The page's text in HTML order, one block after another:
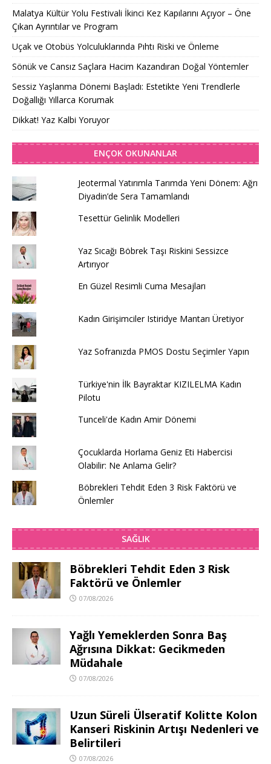
Malatya Kültür Yolu Festivali İkinci Kez Kapılarını Açıyor – Öne
Çıkan Ayrıntılar ve Program
Uçak ve Otobüs Yolculuklarında Pıhtı Riski ve Önleme
Sönük ve Cansız Saçlara Hacim Kazandıran Doğal Yöntemler
Sessiz Yaşlanma Dönemi Başladı: Estetikte Yeni Trendlerle
Doğallığı Yıllarca Korumak
Dikkat! Yaz Kalbi Yoruyor
ENÇOK OKUNANLAR
Jeotermal Yatırımla Tarımda Yeni Dönem: Ağrı
Diyadin’de Sera Tamamlandı
Tesettür Gelinlik Modelleri
Yaz Sıcağı Böbrek Taşı Riskini Sessizce
Artırıyor
En Güzel Resimli Cuma Mesajları
Kadın Girişimciler Istiridye Mantarı Üretiyor
Yaz Sofranızda PMOS Dostu Seçimler Yapın
Türkiye'nin İlk Bayraktar KIZILELMA Kadın
Pilotu
Tunceli'de Kadın Amir Dönemi
Çocuklarda Horlama Geniz Eti Habercisi
Olabilir: Ne Anlama Gelir?
Böbrekleri Tehdit Eden 3 Risk Faktörü ve
Önlemler
SAĞLIK
Böbrekleri Tehdit Eden 3 Risk
Faktörü ve Önlemler
07/08/2026
Yağlı Yemeklerden Sonra Baş
Ağrısına Dikkat: Gecikmeden
Müdahale
07/08/2026
Uzun Süreli Ülseratif Kolitte Kolon
Kanseri Riskinin Artışı Nedenleri ve
Belirtileri
07/08/2026